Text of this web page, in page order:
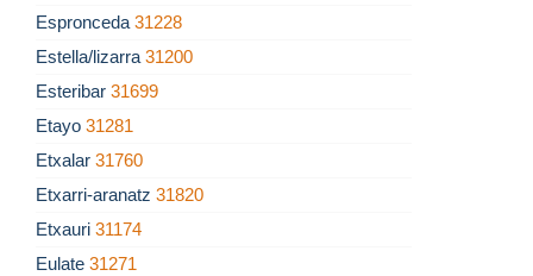
Espronceda 31228
Estella/lizarra 31200
Esteribar 31699
Etayo 31281
Etxalar 31760
Etxarri-aranatz 31820
Etxauri 31174
Eulate 31271